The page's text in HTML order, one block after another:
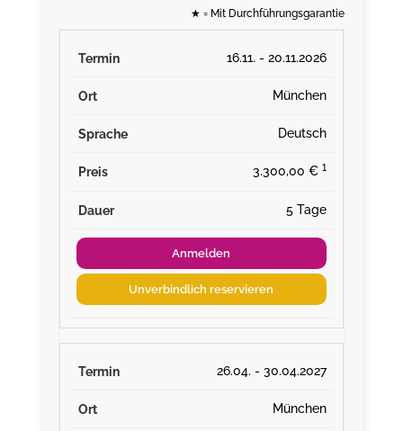
★ = Mit Durchführungsgarantie
16.11. - 20.11.2026
München
Deutsch
3.300,00 € ¹
5 Tage
Anmelden
Unverbindlich reservieren
26.04. - 30.04.2027
München